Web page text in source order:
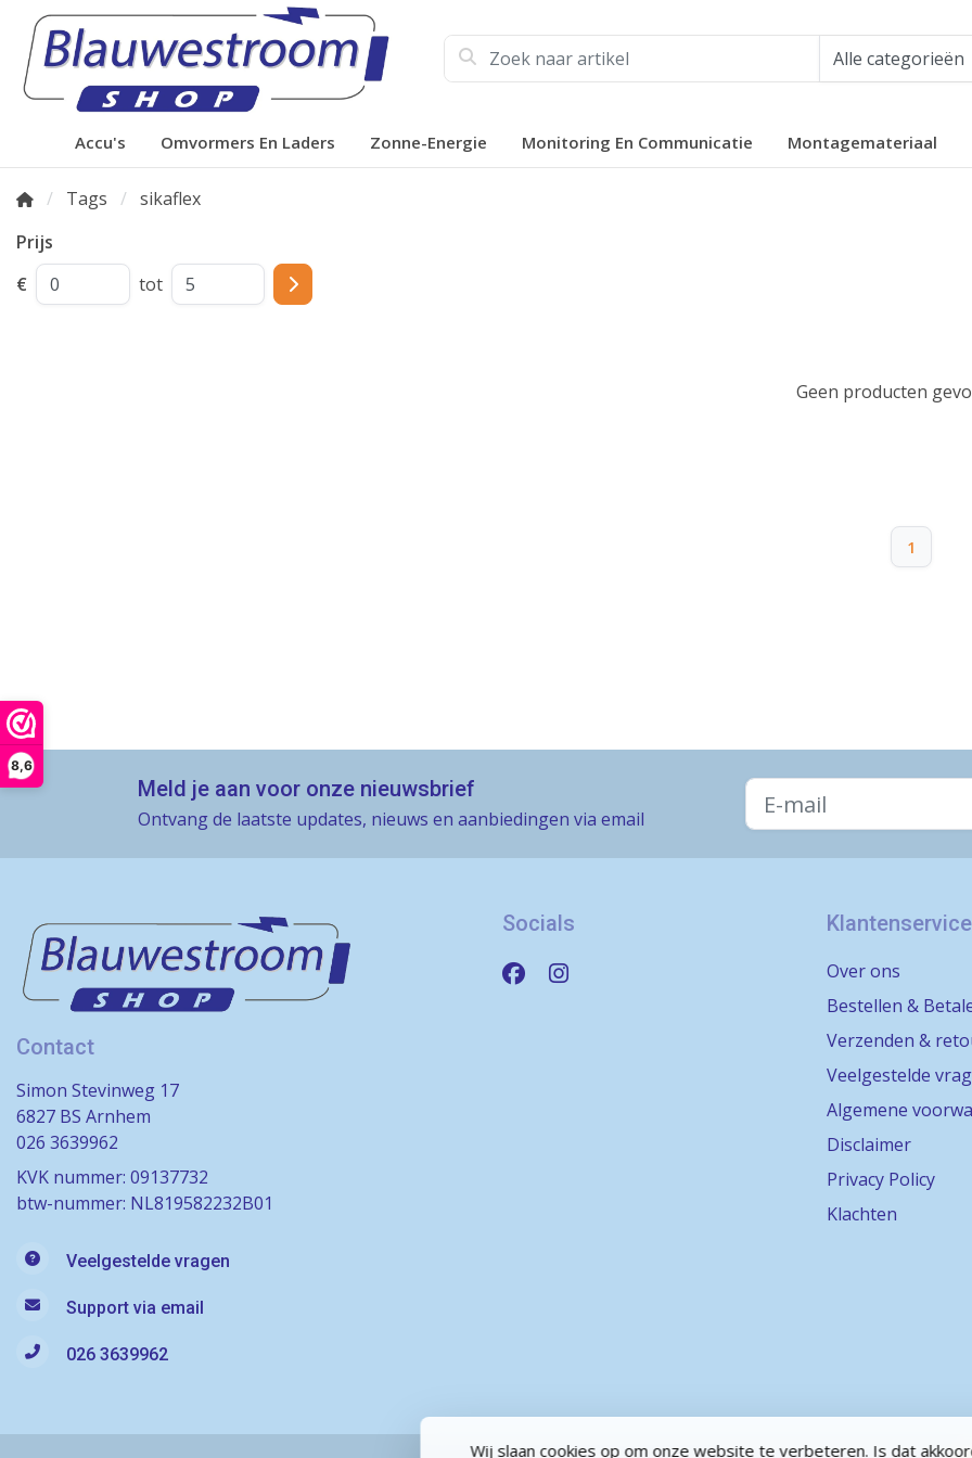
8,6
Wij slaan cookies op om onze website te verbeteren. Is dat
Accu's Omvormers En Laders Zonne-Energie Monitoring En Communicatie Montagemateriaal
Tags
sikaflex
Prijs
€
tot
Geen producten
1
Meld je aan voor onze nieuwsbrief
Ontvang de laatste updates, nieuws en aanbiedingen via email
Contact
Simon Stevinweg 17
6827 BS Arnhem
026 3639962
KVK nummer: 09137732
btw-nummer: NL819582232B01
Veelgestelde vragen
Support via email
026 3639962
Socials Klantenservice
Over ons
Bestellen &
Verzenden &
Veelgestelde
Algemene
Disclaimer
Privacy Policy
Klachten